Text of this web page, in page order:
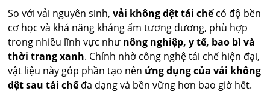
So với vải nguyên sinh,vải không dệt tái chếcó độ bền
cơ học và khả năng kháng ẩm tương đương, phù hợp
trong nhiều lĩnh vực như nông nghiệp, y tế, bao bì và
thời trang xanh. Chính nhờ công nghệ tái chế hiện đại,
vật liệu này góp phần tạo nên ứng dụng của vải không
dệt sau tái chếđa dạng và bền vững hơn bao giờ hết.